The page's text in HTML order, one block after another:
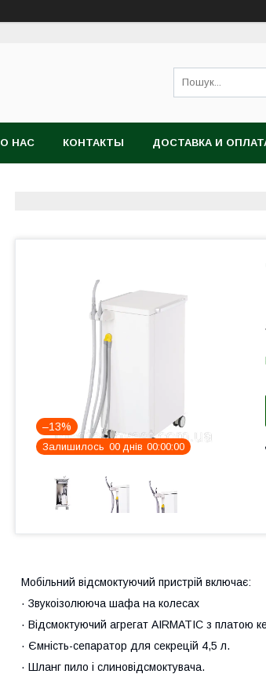
О НАС КОНТАКТЫ ДОСТАВКА И
–13%
Залишилось 00 днів 00 00 00
Мобільний відсмоктуючий пристрій включає:
· Звукоізолююча шафа на колесах
· Відсмоктуючий агрегат AIRMATIC з платою
· Ємність-сепаратор для секрецій 4,5 л.
· Шланг пило і слиновідсмоктувача.